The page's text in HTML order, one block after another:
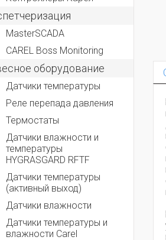
MasterSCADA
CAREL Boss Monitoring
оборудование
Датчики температуры
Реле перепада давления
Термостаты
Датчики влажности и
температуры
HYGRASGARD RFTF
Датчики температуры
(активный выход)
Датчики влажности
Датчики температуры и
влажности Carel